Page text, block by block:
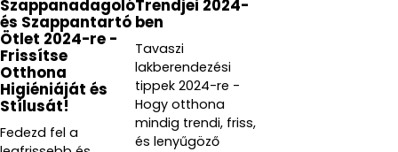
Szappanadagoló
és Szappantartó
Ötlet 2024-re -
Frissítse
Otthona
Higiéniáját és
Stílusát!
Fedezd fel a
Trendjei 2024-
ben
Tavaszi
lakberendezési
tippek 2024-re -
Hogy otthona
mindig trendi, friss,
és lenyűgöző